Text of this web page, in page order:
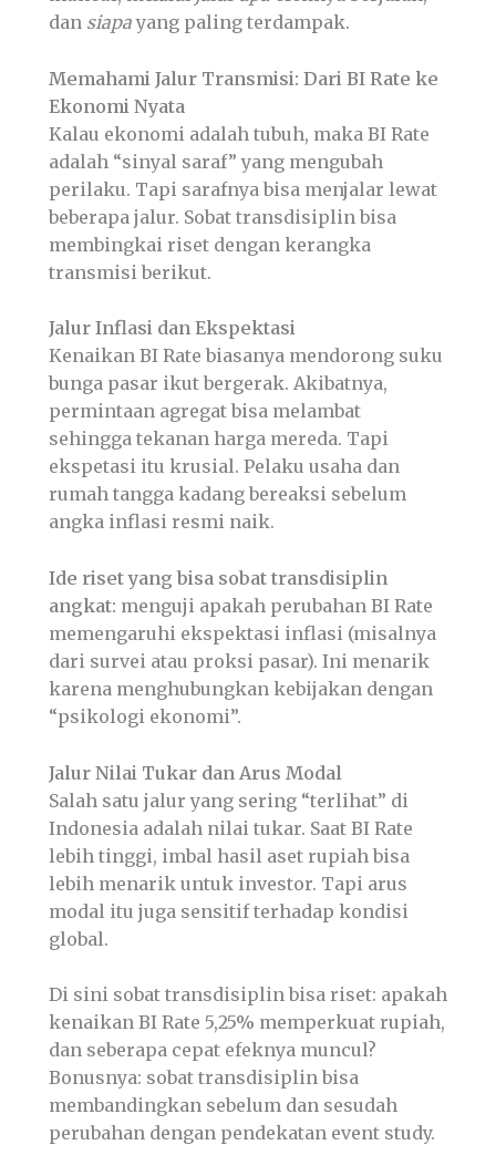
dan siapayang paling terdampak.
Memahami Jalur Transmisi: Dari BI Rate ke
Ekonomi Nyata
Kalau ekonomi adalah tubuh, maka BI Rate
adalah “sinyal saraf” yang mengubah
perilaku. Tapi sarafnya bisa menjalar lewat
beberapa jalur. Sobat transdisiplin bisa
membingkai riset dengan kerangka
transmisi berikut.
Jalur Inflasi dan Ekspektasi
Kenaikan BI Rate biasanya mendorong suku
bunga pasar ikut bergerak. Akibatnya,
permintaan agregat bisa melambat
sehingga tekanan harga mereda. Tapi
ekspetasi itu krusial. Pelaku usaha dan
rumah tangga kadang bereaksi sebelum
angka inflasi resmi naik.
Ide riset yang bisa sobat transdisiplin
angkat: menguji apakah perubahan BI Rate
memengaruhi ekspektasi inflasi (misalnya
dari survei atau proksi pasar). Ini menarik
karena menghubungkan kebijakan dengan
“psikologi ekonomi”.
Jalur Nilai Tukar dan Arus Modal
Salah satu jalur yang sering “terlihat” di
Indonesia adalah nilai tukar. Saat BI Rate
lebih tinggi, imbal hasil aset rupiah bisa
lebih menarik untuk investor. Tapi arus
modal itu juga sensitif terhadap kondisi
global.
Di sini sobat transdisiplin bisa riset: apakah
kenaikan BI Rate 5,25% memperkuat rupiah,
dan seberapa cepat efeknya muncul?
Bonusnya: sobat transdisiplin bisa
membandingkan sebelum dan sesudah
perubahan dengan pendekatan event study.